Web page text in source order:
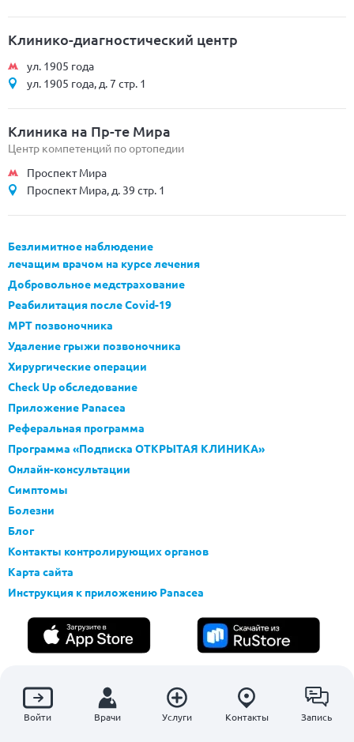
Клинико-диагностический центр
ул. 1905 года
ул. 1905 года, д. 7 стр. 1
Клиника на Пр-те Мира
Центр компетенций по ортопедии
Проспект Мира
Проспект Мира, д. 39 стр. 1
Безлимитное наблюдение
лечащим врачом на курсе лечения
Добровольное медстрахование
Реабилитация после Covid-19
МРТ позвоночника
Удаление грыжи позвоночника
Хирургические операции
Check Up обследование
Приложение Panacea
Реферальная программа
Программа «Подписка ОТКРЫТАЯ КЛИНИКА»
Онлайн-консультации
Симптомы
Болезни
Блог
Контакты контролирующих органов
Карта сайта
Инструкция к приложению Panacea
Войти Врачи Услуги Контакты Запись